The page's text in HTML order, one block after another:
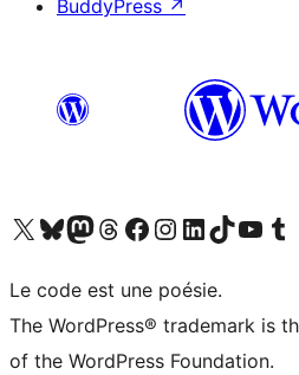
BuddyPress ↗
Visit our X (formerly Twitter) account
Visitez notre compte Bluesky
Visit our Mastodon account
Visitez notre compte Threads
Visit our Facebook page
Visit our Instagram account
Visit our LinkedIn account
Visitez notre compte TikTok
Visit our Visitez
Le code est une poésie.
The WordPress® trademark is
of the WordPress Foundation.